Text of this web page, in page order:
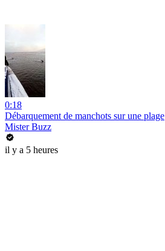
0:18
Débarquement de manchots sur une plage
Mister Buzz
il y a 5 heures